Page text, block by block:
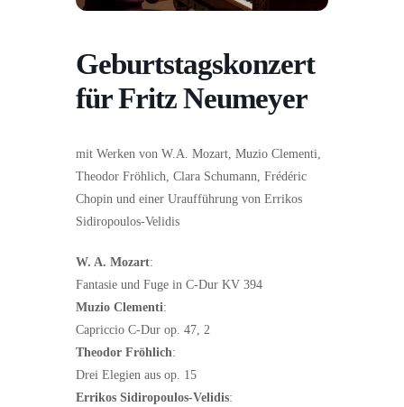
Geburtstagskonzert
für Fritz Neumeyer
mit Werken von W.A. Mozart, Muzio Clementi,
Theodor Fröhlich, Clara Schumann, Frédéric
Chopin und einer Uraufführung von Errikos
Sidiropoulos-Velidis
W. A. Mozart:
Fantasie und Fuge in C-Dur KV 394
Muzio Clementi:
Capriccio C-Dur op. 47, 2
Theodor Fröhlich:
Drei Elegien aus op. 15
Errikos Sidiropoulos-Velidis: